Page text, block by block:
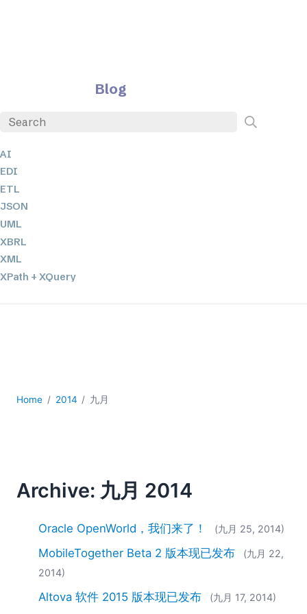
Blog
AI
EDI
ETL
JSON
UML
XBRL
XML
XPath + XQuery
数据库 + SQL
2026
2025
2023
2022
2021
2019
Home 2014 九月
Archive: 九月 2014
Oracle OpenWorld，我们来了！ (九月 25, 2014)
MobileTogether Beta 2 版本现已发布
(九月 22,
2014)
Altova 软件 2015 版本现已发布 (九月 17, 2014)